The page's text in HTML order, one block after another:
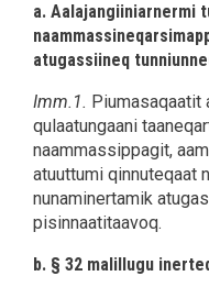
a. Aalajangiiniarnermi
atugassiineq
Imm.1.
qulaatungaani
naammassippagit,
atuuttumi qinnuteqaat
nunaminertamik
pisinnaatitaavoq.
b. § 32 malillugu